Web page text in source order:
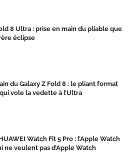
8 Ultra : prise en main du pliable que
éclipse
du Galaxy Z Fold 8 : le pliant format
vole la vedette à l’Ultra
Watch Fit 5 Pro : l’Apple Watch
ne veulent pas d’Apple Watch